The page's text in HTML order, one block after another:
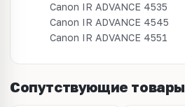
Canon IR ADVANCE 4535
Canon IR ADVANCE 4545
Canon IR ADVANCE 4551
Сопутствующие товары